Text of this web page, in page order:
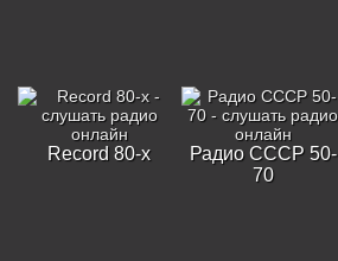
Record 80-х
Радио СССР 50-
70